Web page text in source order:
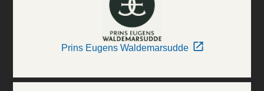
Prins Eugens Waldemarsudde